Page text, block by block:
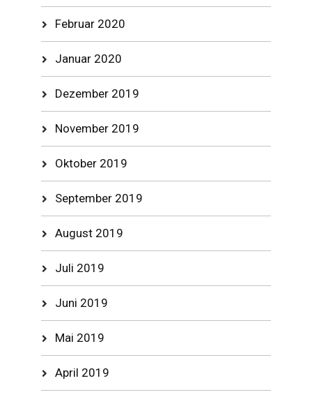
Februar 2020
Januar 2020
Dezember 2019
November 2019
Oktober 2019
September 2019
August 2019
Juli 2019
Juni 2019
Mai 2019
April 2019